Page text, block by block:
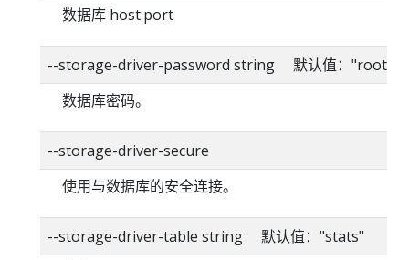
数据库 host:port
--storage-driver-password string 默认值："root"
数据库密码。
--storage-driver-secure
使用与数据库的安全连接。
--storage-driver-table string 默认值："stats"